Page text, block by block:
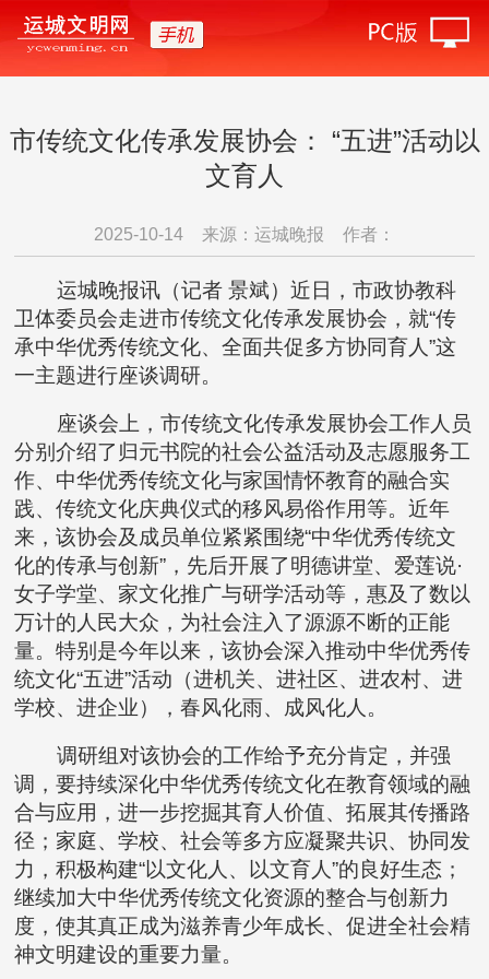
市传统文化传承发展协会： “五进”活动以
文育人
2025-10-14 来源：运城晚报 作者：
运城晚报讯（记者 景斌）近日，市政协教科
卫体委员会走进市传统文化传承发展协会，就“传
承中华优秀传统文化、全面共促多方协同育人”这
一主题进行座谈调研。
座谈会上，市传统文化传承发展协会工作人员
分别介绍了归元书院的社会公益活动及志愿服务工
作、中华优秀传统文化与家国情怀教育的融合实
践、传统文化庆典仪式的移风易俗作用等。近年
来，该协会及成员单位紧紧围绕“中华优秀传统文
化的传承与创新”，先后开展了明德讲堂、爱莲说·
女子学堂、家文化推广与研学活动等，惠及了数以
万计的人民大众，为社会注入了源源不断的正能
量。特别是今年以来，该协会深入推动中华优秀传
统文化“五进”活动（进机关、进社区、进农村、进
学校、进企业），春风化雨、成风化人。
调研组对该协会的工作给予充分肯定，并强
调，要持续深化中华优秀传统文化在教育领域的融
合与应用，进一步挖掘其育人价值、拓展其传播路
径；家庭、学校、社会等多方应凝聚共识、协同发
力，积极构建“以文化人、以文育人”的良好生态；
继续加大中华优秀传统文化资源的整合与创新力
度，使其真正成为滋养青少年成长、促进全社会精
神文明建设的重要力量。